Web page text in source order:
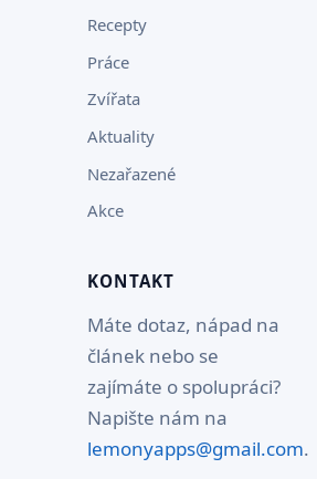
Recepty
Práce
Zvířata
Aktuality
Nezařazené
Akce
KONTAKT
Máte dotaz, nápad na
článek nebo se
zajímáte o spolupráci?
Napište nám na
lemonyapps@gmail.com.